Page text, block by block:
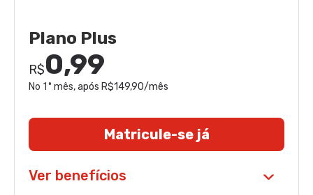
Plano Plus
R$0,99
No 1° mês, após R$149,90/mês
Matricule-se já
Ver benefícios